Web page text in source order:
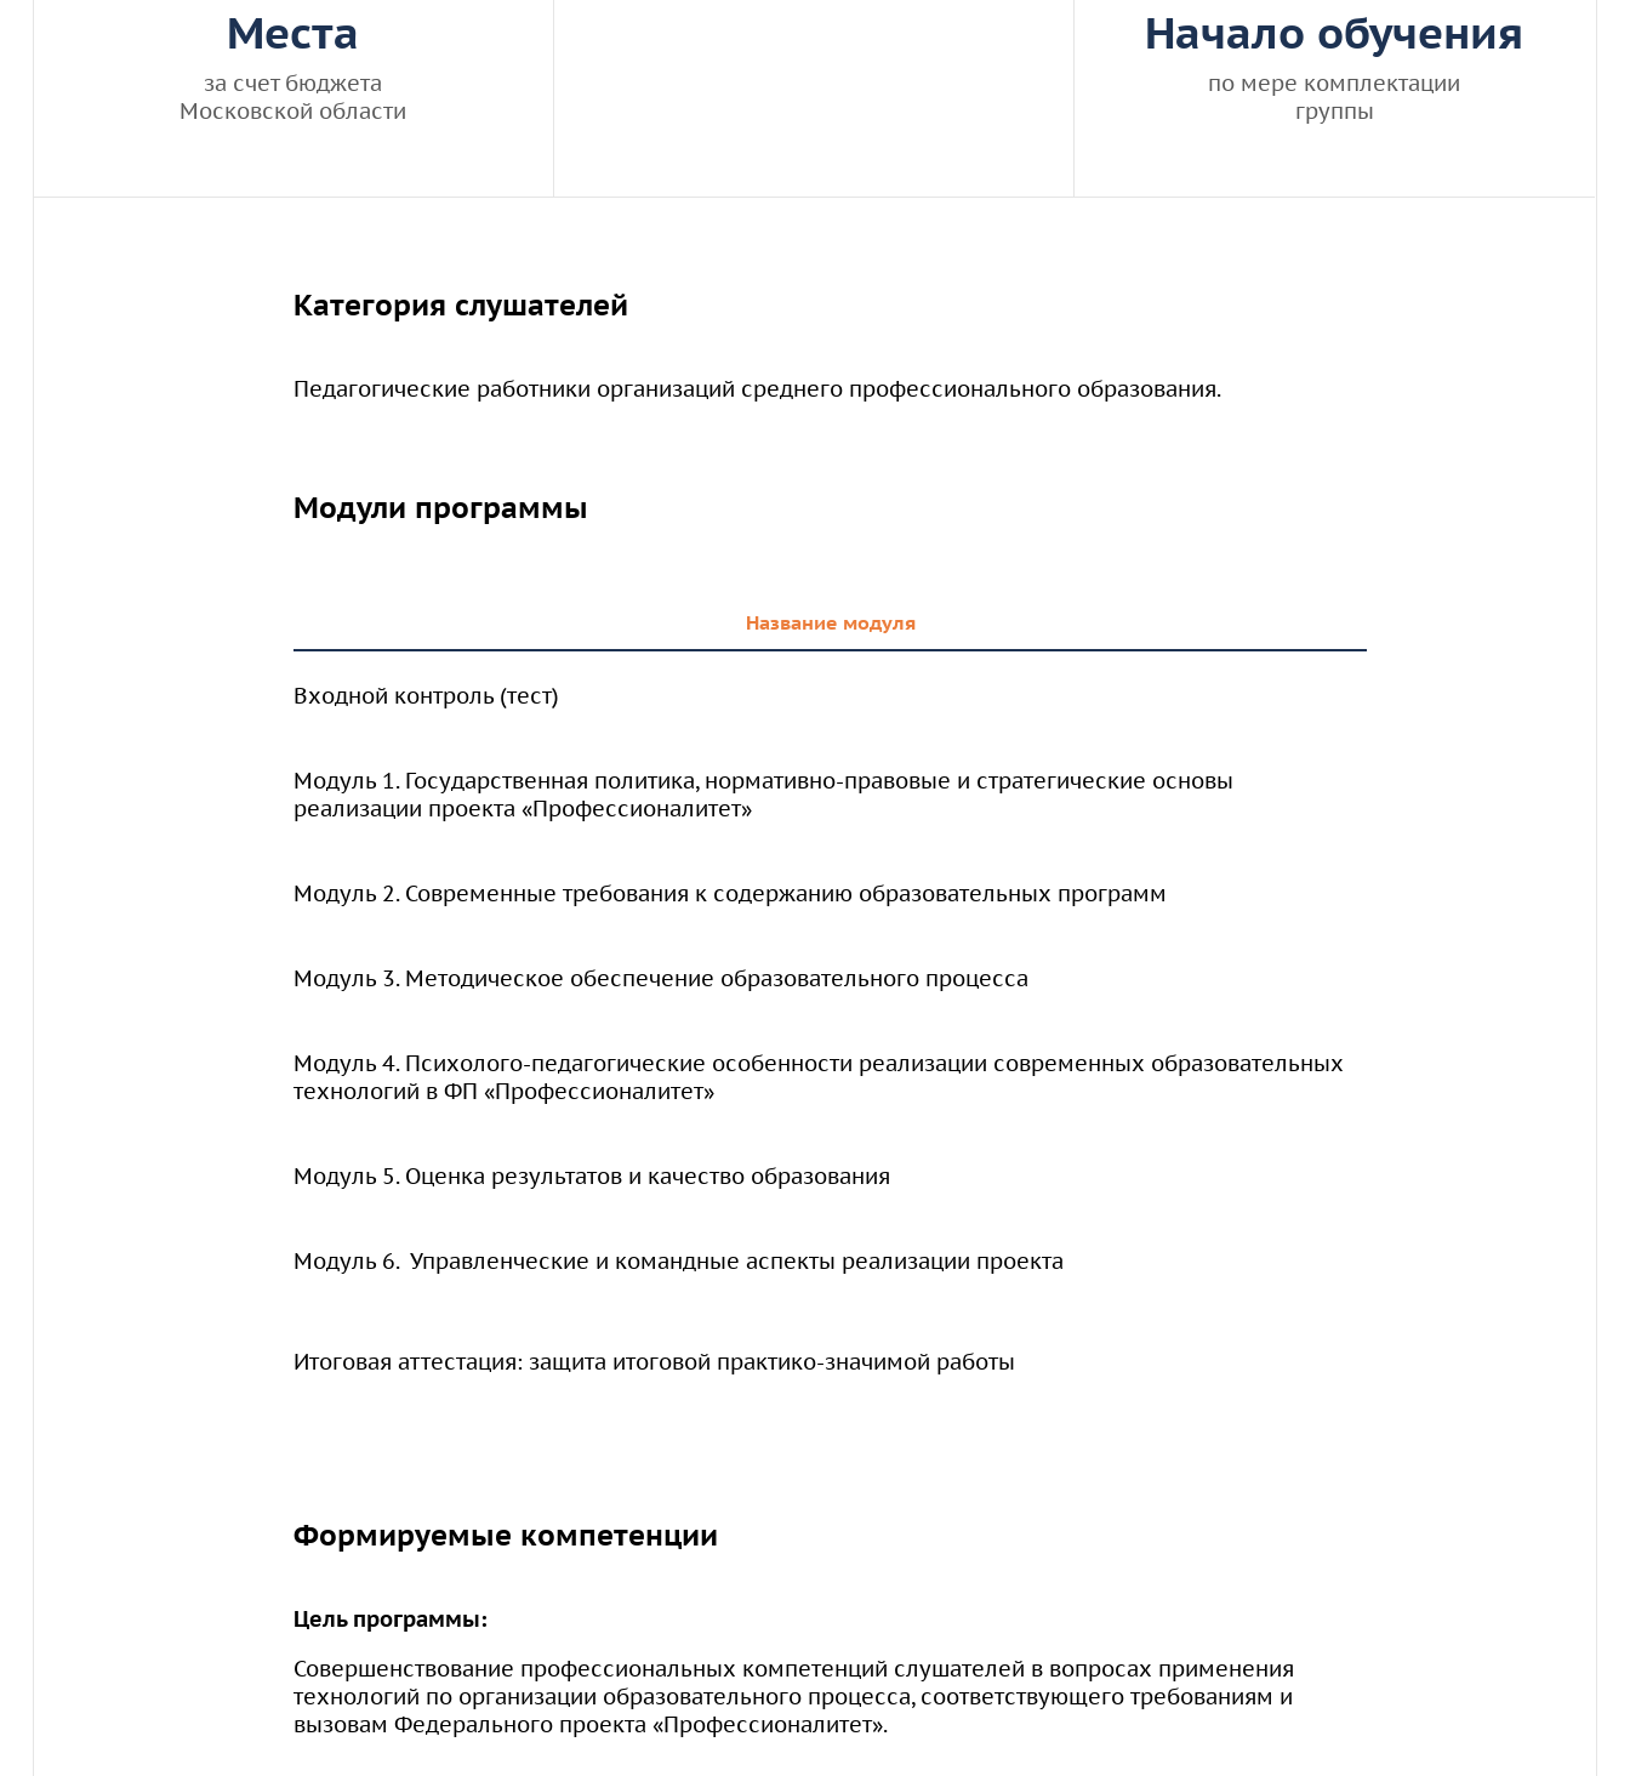
Места
за счет бюджета
Московской области
Начало обучения
по мере комплектации
группы
Категория слушателей
Педагогические работники организаций среднего профессионального образования.
Модули программы
Название модуля
Входной контроль (тест)
Модуль 1. Государственная политика, нормативно-правовые и стратегические основы
реализации проекта «Профессионалитет»
Модуль 2. Современные требования к содержанию образовательных программ
Модуль 3. Методическое обеспечение образовательного процесса
Модуль 4. Психолого-педагогические особенности реализации современных образовательных
технологий в ФП «Профессионалитет»
Модуль 5. Оценка результатов и качество образования
Модуль 6. Управленческие и командные аспекты реализации проекта
Итоговая аттестация: защита итоговой практико-значимой работы
Формируемые компетенции
Цель программы:
Совершенствование профессиональных компетенций слушателей в вопросах применения
технологий по организации образовательного процесса, соответствующего требованиям и
вызовам Федерального проекта «Профессионалитет».